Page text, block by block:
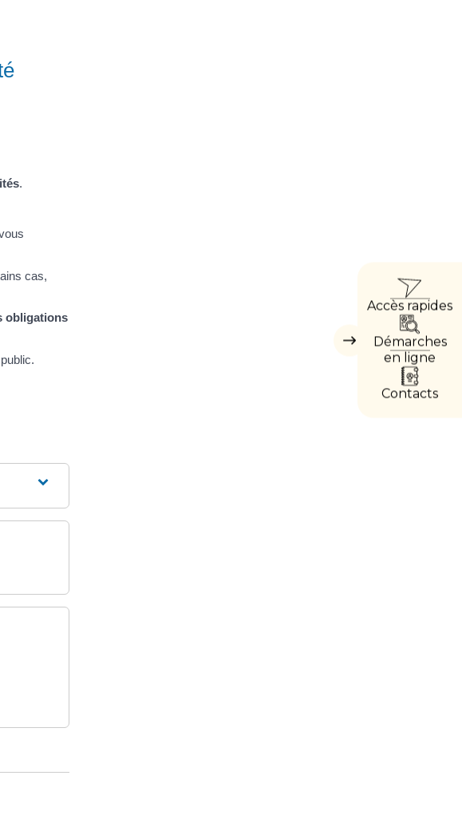
Masquer
Accès rapides
Démarches
en ligne
Contacts
.
cas,
obligations